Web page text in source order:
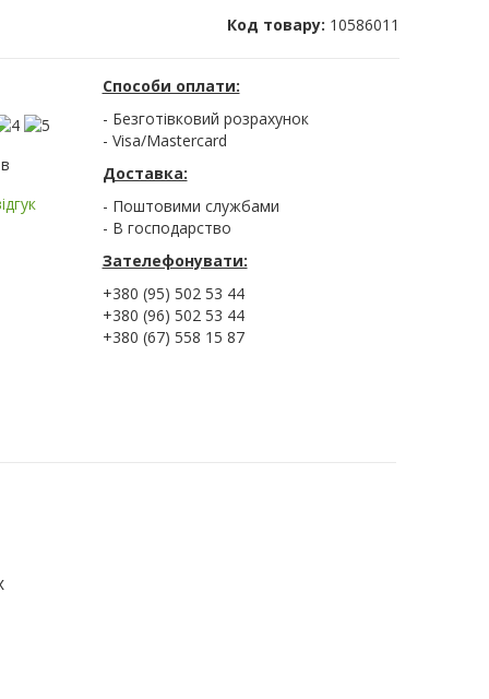
Код товару: 10586011
Способи оплати:
- Безготівковий розрахунок
- Visa/Mastercard
Доставка:
- Поштовими службами
- В господарство
Зателефонувати:
+380 (95) 502 53 44
+380 (96) 502 53 44
+380 (67) 558 15 87